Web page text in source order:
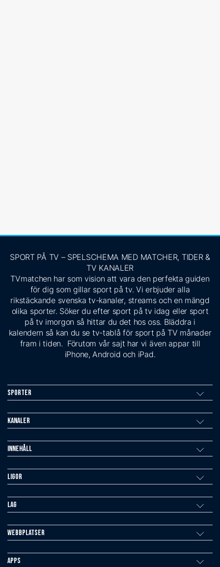
SPORT PÅ TV – SPELSCHEMA MED MATCHER, TIDER &
TV KANALER
TVmatchen har som vision att vara den perfekta guiden
för dig som gillar sport på tv. Vi erbjuder alla
rikstäckande svenska tv-kanaler, streams och en mängd
olika sporter. Söker du efter sport på tv idag eller sport
på tv imorgon så hittar du det hos oss. Bläddra i
kalendern så kan du se tv-tablå för sport på TV månader
fram i tiden. Förutom vår sajt har vi även appar till
iPhone, Android och iPad.
Sporter
Kanaler
Innehåll
Ligor
Lag
Webbplatser
Apps